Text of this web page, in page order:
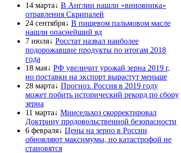
14 марта↓ В Англии нашли «виновника»
отравления Скрипалей
24 сентября↓ В пищевом пальмовом масле
нашли опаснейший яд
7 июля↓ Росстат назвал наиболее
подорожавшие продукты по итогам 2018
года
18 мая↓ РФ увеличит урожай зерна 2019 г,
но поставки на экспорт вырастут меньше
28 марта↓ Прогноз. Россия в 2019 году
может побить исторический рекорд по сбору
зерна
11 марта↓ Минсельхоз скорректировал
Доктрину продовольственной безопасности
6 февраля↓ Цены на зерно в России
обновляют максимумы, но катастрофой не
становятся